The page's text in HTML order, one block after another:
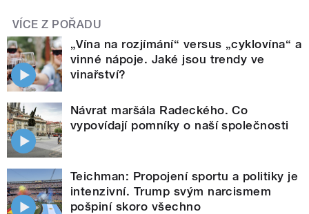
VÍCE Z POŘADU
„Vína na rozjímání“ versus „cyklovína“ a
vinné nápoje. Jaké jsou trendy ve
vinařství?
Návrat maršála Radeckého. Co
vypovídají pomníky o naší společnosti
Teichman: Propojení sportu a politiky je
intenzivní. Trump svým narcismem
pošpiní skoro všechno